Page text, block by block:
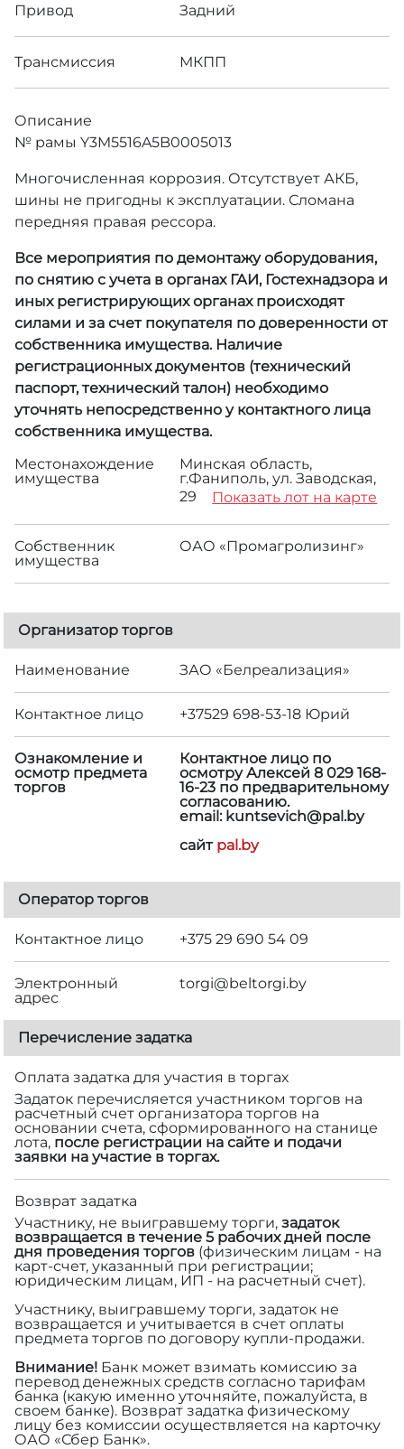
Привод Задний
Трансмиссия МКПП
Описание
№ рамы Y3M5516A5B0005013
Многочисленная коррозия. Отсутствует АКБ,
шины не пригодны к эксплуатации. Сломана
передняя правая рессора.
Все мероприятия по демонтажу оборудования,
по снятию с учета в органах ГАИ, Гостехнадзора и
иных регистрирующих органах происходят
силами и за счет покупателя по доверенности от
собственника имущества. Наличие
регистрационных документов (технический
паспорт, технический талон) необходимо
уточнять непосредственно у контактного лица
собственника имущества.
Местонахождение
имущества
Минская область,
г.Фаниполь, ул. Заводская,
29
Показать лот на карте
Собственник
имущества
ОАО «Промагролизинг»
Организатор торгов
Наименование ЗАО «Белреализация»
Контактное лицо +37529 698-53-18 Юрий
Ознакомление и
осмотр предмета
торгов
Контактное лицо по
осмотру Алексей 8 029 168-
16-23 по предварительному
согласованию.
email: kuntsevich@pal.by
сайт pal.by
Оператор торгов
Контактное лицо +375 29 690 54 09
Электронный
адрес
torgi@beltorgi.by
Перечисление задатка
Оплата задатка для участия в торгах
Задаток перечисляется участником торгов на
расчетный счет организатора торгов на
основании счета, сформированного на станице
лота, после регистрации на сайте и подачи
заявки на участие в торгах.
Возврат задатка
Участнику, не выигравшему торги, задаток
возвращается в течение 5 рабочих дней после
дня проведения торгов (физическим лицам - на
карт-счет, указанный при регистрации;
юридическим лицам, ИП - на расчетный счет).
Участнику, выигравшему торги, задаток не
возвращается и учитывается в счет оплаты
предмета торгов по договору купли-продажи.
Внимание! Банк может взимать комиссию за
перевод денежных средств согласно тарифам
банка (какую именно уточняйте, пожалуйста, в
своем банке). Возврат задатка физическому
лицу без комиссии осуществляется на карточку
ОАО «Сбер Банк».